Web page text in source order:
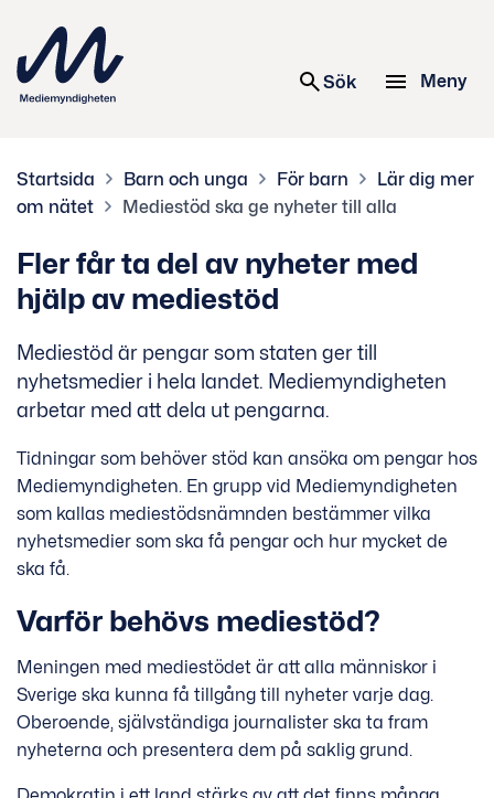
Sök Meny
Startsida Barn och unga För barn
Lär dig mer
om nätet
Mediestöd ska ge nyheter till alla
Fler får ta del av nyheter med
hjälp av mediestöd
Mediestöd är pengar som staten ger till
nyhetsmedier i hela landet. Mediemyndigheten
arbetar med att dela ut pengarna.
Tidningar som behöver stöd kan ansöka om pengar hos
Mediemyndigheten. En grupp vid Mediemyndigheten
som kallas mediestödsnämnden bestämmer vilka
nyhetsmedier som ska få pengar och hur mycket de
ska få.
Varför behövs mediestöd?
Meningen med mediestödet är att alla människor i
Sverige ska kunna få tillgång till nyheter varje dag.
Oberoende, självständiga journalister ska ta fram
nyheterna och presentera dem på saklig grund.